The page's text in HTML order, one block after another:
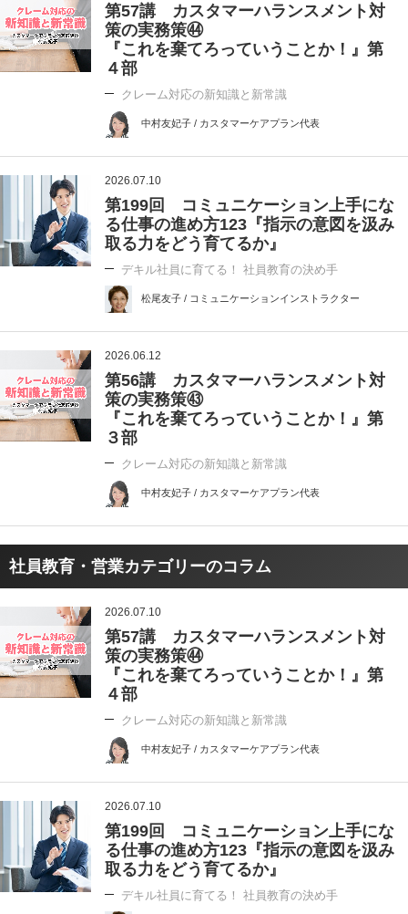
第57講 カスタマーハランスメント対
策の実務策㊹
『これを棄てろっていうことか！』第
４部
クレーム対応の新知識と新常識
中村友妃子 / カスタマーケアプラン代表
2026.07.10
第199回 コミュニケーション上手にな
る仕事の進め方123『指示の意図を汲み
取る力をどう育てるか』
デキル社員に育てる！ 社員教育の決め手
松尾友子 / コミュニケーションインストラクター
2026.06.12
第56講 カスタマーハランスメント対
策の実務策㊸
『これを棄てろっていうことか！』第
３部
クレーム対応の新知識と新常識
中村友妃子 / カスタマーケアプラン代表
社員教育・営業カテゴリーのコラム
2026.07.10
第57講 カスタマーハランスメント対
策の実務策㊹
『これを棄てろっていうことか！』第
４部
クレーム対応の新知識と新常識
中村友妃子 / カスタマーケアプラン代表
2026.07.10
第199回 コミュニケーション上手にな
る仕事の進め方123『指示の意図を汲み
取る力をどう育てるか』
デキル社員に育てる！ 社員教育の決め手